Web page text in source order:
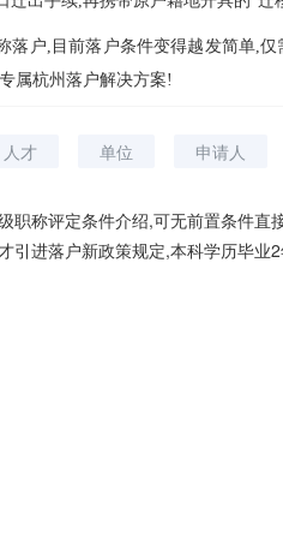
落户,目前落户条件变得越发简单,
属杭州落户解决方案!
人才 单位 申请人
职称评定条件介绍,可无前置条件直
引进落户新政策规定,本科学历毕业